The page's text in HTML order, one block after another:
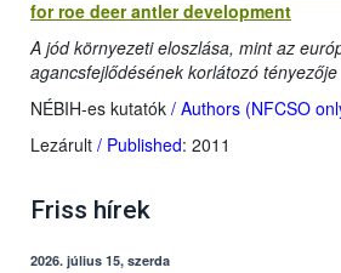
for roe deer antler development
A jód környezeti eloszlása, mint az
agancsfejlődésének korlátozó tényezője
NÉBIH-es kutatók / Authors (NFCSO
Lezárult / Published: 2011
Friss hírek
2026. július 15, szerda